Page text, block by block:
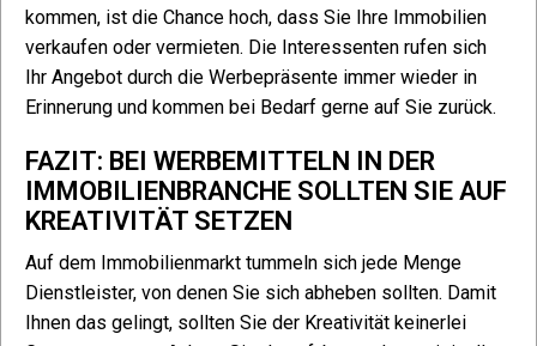
kommen, ist die Chance hoch, dass Sie Ihre Immobilien
verkaufen oder vermieten. Die Interessenten rufen sich
Ihr Angebot durch die Werbepräsente immer wieder in
Erinnerung und kommen bei Bedarf gerne auf Sie zurück.
FAZIT: BEI WERBEMITTELN IN DER
IMMOBILIENBRANCHE SOLLTEN SIE AUF
KREATIVITÄT SETZEN
Auf dem Immobilienmarkt tummeln sich jede Menge
Dienstleister, von denen Sie sich abheben sollten. Damit
Ihnen das gelingt, sollten Sie der Kreativität keinerlei